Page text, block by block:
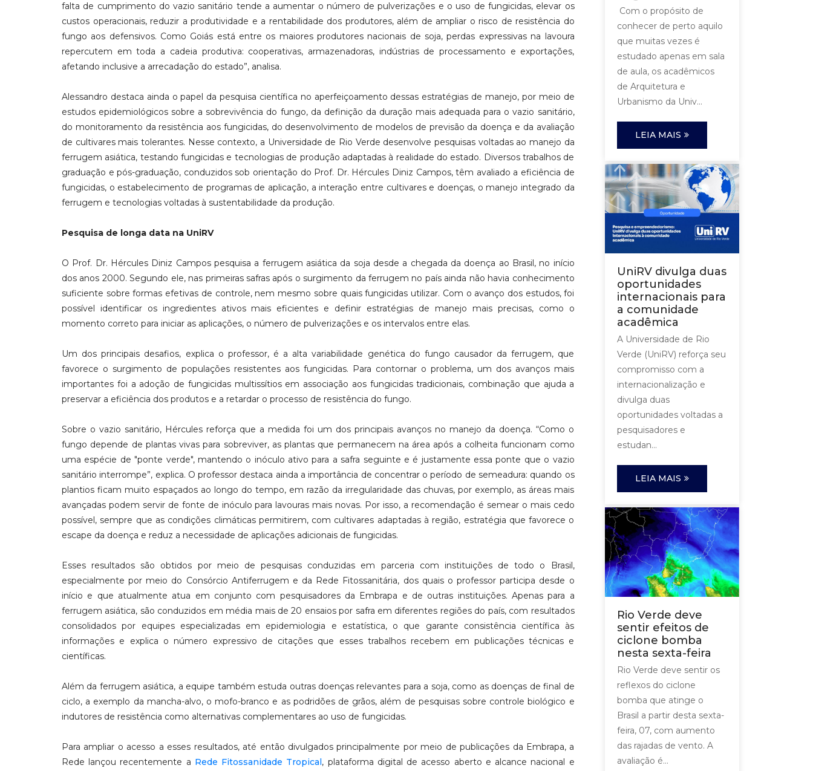
falta de cumprimento do vazio sanitário tende a aumentar o número de pulverizações e o uso de fungicidas, elevar os
custos operacionais, reduzir a produtividade e a rentabilidade dos produtores, além de ampliar o risco de resistência do
fungo aos defensivos. Como Goiás está entre os maiores produtores nacionais de soja, perdas expressivas na lavoura
repercutem em toda a cadeia produtiva: cooperativas, armazenadoras, indústrias de processamento e exportações,
afetando inclusive a arrecadação do estado”, analisa.
Alessandro destaca ainda o papel da pesquisa científica no aperfeiçoamento dessas estratégias de manejo, por meio de
estudos epidemiológicos sobre a sobrevivência do fungo, da definição da duração mais adequada para o vazio sanitário,
do monitoramento da resistência aos fungicidas, do desenvolvimento de modelos de previsão da doença e da avaliação
de cultivares mais tolerantes. Nesse contexto, a Universidade de Rio Verde desenvolve pesquisas voltadas ao manejo da
ferrugem asiática, testando fungicidas e tecnologias de produção adaptadas à realidade do estado. Diversos trabalhos de
graduação e pós-graduação, conduzidos sob orientação do Prof. Dr. Hércules Diniz Campos, têm avaliado a eficiência de
fungicidas, o estabelecimento de programas de aplicação, a interação entre cultivares e doenças, o manejo integrado da
ferrugem e tecnologias voltadas à sustentabilidade da produção.
Pesquisa de longa data na UniRV
O Prof. Dr. Hércules Diniz Campos pesquisa a ferrugem asiática da soja desde a chegada da doença ao Brasil, no início
dos anos 2000. Segundo ele, nas primeiras safras após o surgimento da ferrugem no país ainda não havia conhecimento
suficiente sobre formas efetivas de controle, nem mesmo sobre quais fungicidas utilizar. Com o avanço dos estudos, foi
possível identificar os ingredientes ativos mais eficientes e definir estratégias de manejo mais precisas, como o
momento correto para iniciar as aplicações, o número de pulverizações e os intervalos entre elas.
Um dos principais desafios, explica o professor, é a alta variabilidade genética do fungo causador da ferrugem, que
favorece o surgimento de populações resistentes aos fungicidas. Para contornar o problema, um dos avanços mais
importantes foi a adoção de fungicidas multissítios em associação aos fungicidas tradicionais, combinação que ajuda a
preservar a eficiência dos produtos e a retardar o processo de resistência do fungo.
Sobre o vazio sanitário, Hércules reforça que a medida foi um dos principais avanços no manejo da doença. “Como o
fungo depende de plantas vivas para sobreviver, as plantas que permanecem na área após a colheita funcionam como
uma espécie de "ponte verde", mantendo o inóculo ativo para a safra seguinte e é justamente essa ponte que o vazio
sanitário interrompe”, explica. O professor destaca ainda a importância de concentrar o período de semeadura: quando os
plantios ficam muito espaçados ao longo do tempo, em razão da irregularidade das chuvas, por exemplo, as áreas mais
avançadas podem servir de fonte de inóculo para lavouras mais novas. Por isso, a recomendação é semear o mais cedo
possível, sempre que as condições climáticas permitirem, com cultivares adaptadas à região, estratégia que favorece o
escape da doença e reduz a necessidade de aplicações adicionais de fungicidas.
Esses resultados são obtidos por meio de pesquisas conduzidas em parceria com instituições de todo o Brasil,
especialmente por meio do Consórcio Antiferrugem e da Rede Fitossanitária, dos quais o professor participa desde o
início e que atualmente atua em conjunto com pesquisadores da Embrapa e de outras instituições. Apenas para a
ferrugem asiática, são conduzidos em média mais de 20 ensaios por safra em diferentes regiões do país, com resultados
consolidados por equipes especializadas em epidemiologia e estatística, o que garante consistência científica às
informações e explica o número expressivo de citações que esses trabalhos recebem em publicações técnicas e
científicas.
Além da ferrugem asiática, a equipe também estuda outras doenças relevantes para a soja, como as doenças de final de
ciclo, a exemplo da mancha-alvo, o mofo-branco e as podridões de grãos, além de pesquisas sobre controle biológico e
indutores de resistência como alternativas complementares ao uso de fungicidas.
Para ampliar o acesso a esses resultados, até então divulgados principalmente por meio de publicações da Embrapa, a
Rede lançou recentemente a Rede Fitossanidade Tropical, plataforma digital de acesso aberto e alcance nacional e
Com o propósito de
conhecer de perto aquilo
que muitas vezes é
estudado apenas em sala
de aula, os acadêmicos
de Arquitetura e
Urbanismo da Univ...
LEIA MAIS
UniRV divulga duas
oportunidades
internacionais para
a comunidade
acadêmica
A Universidade de Rio
Verde (UniRV) reforça seu
compromisso com a
internacionalização e
divulga duas
oportunidades voltadas a
pesquisadores e
estudan...
LEIA MAIS
Rio Verde deve
sentir efeitos de
ciclone bomba
nesta sexta-feira
Rio Verde deve sentir os
reflexos do ciclone
bomba que atinge o
Brasil a partir desta sexta-
feira, 07, com aumento
das rajadas de vento. A
avaliação é...